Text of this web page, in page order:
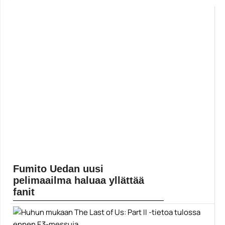
Fumito Uedan uusi
pelimaailma haluaa yllättää
fanit
Fumito Ueda otti viime viikolla Bilbaossa vastaan